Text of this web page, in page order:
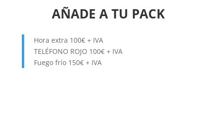
AÑADE A TU PACK
Hora extra 100€ + IVA
TELÉFONO ROJO 100€ + IVA
Fuego frío 150€ + IVA